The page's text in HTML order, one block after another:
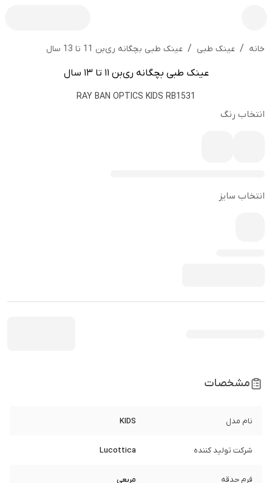
خانه / عینک طبی / عینک طبی بچگانه ری‌بن 11 تا 13 سال
عینک طبی بچگانه ری‌بن 11 تا 13 سال
RAY BAN OPTICS KIDS RB1531
انتخاب رنگ
انتخاب سایز
مشخصات
نام مدل KIDS
شرکت تولید کننده Lucottica
فرم حدقه مربعی